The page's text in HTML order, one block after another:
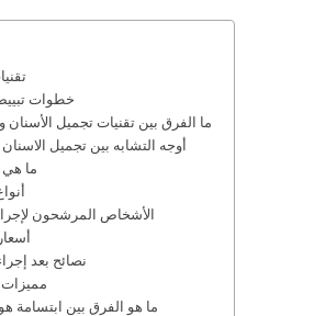
خطوات تبييض
ما الفرق بين تقنيات تجميل الأسنان
ما هي
الأشخاص المرشحون
نصائح بعد
مميزات
ما هو الفرق بين ابتسامة